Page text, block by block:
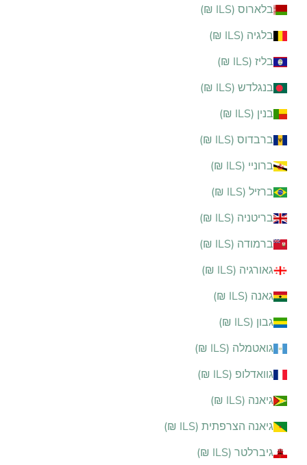
בלארוס (ILS ₪)
בלגיה (ILS ₪)
בליז (ILS ₪)
בנגלדש (ILS ₪)
בנין (ILS ₪)
ברבדוס (ILS ₪)
ברוניי (ILS ₪)
ברזיל (ILS ₪)
בריטניה (ILS ₪)
ברמודה (ILS ₪)
גאורגיה (ILS ₪)
גאנה (ILS ₪)
גבון (ILS ₪)
גואטמלה (ILS ₪)
גוואדלופ (ILS ₪)
גיאנה (ILS ₪)
גיאנה הצרפתית (ILS ₪)
גיברלטר (ILS ₪)